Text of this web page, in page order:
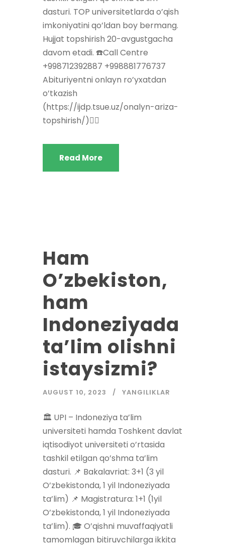
dasturi. TOP universitetlarda o’qish
imkoniyatini qo’ldan boy bermang.
Hujjat topshirish 20-avgustgacha
davom etadi. ☎️Call Centre
+998712392887 +998881776737
Abituriyentni onlayn ro’yxatdan
o’tkazish
(https://ijdp.tsue.uz/onalyn-ariza-
topshirish/)👈🏻
Read More
Ham
O’zbekiston,
ham
Indoneziyada
ta’lim olishni
istaysizmi?
AUGUST 10, 2023 YANGILIKLAR
🏛 UPI – Indoneziya ta’lim
universiteti hamda Toshkent davlat
iqtisodiyot universiteti o’rtasida
tashkil etilgan qo’shma ta’lim
dasturi. 📌 Bakalavriat: 3+1 (3 yil
O’zbekistonda, 1 yil Indoneziyada
ta’lim) 📌 Magistratura: 1+1 (1yil
O’zbekistonda, 1 yil Indoneziyada
ta’lim). 🎓 O’qishni muvaffaqiyatli
tamomlagan bitiruvchilarga ikkita